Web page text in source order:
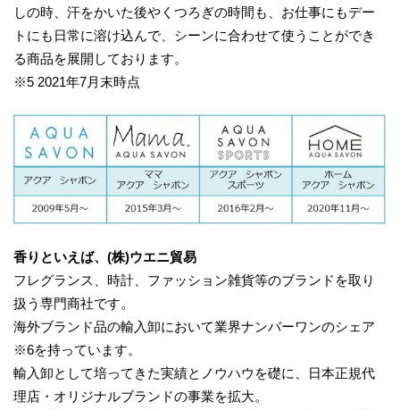
しの時、汗をかいた後やくつろぎの時間も、お仕事にもデー
トにも日常に溶け込んで、シーンに合わせて使うことができ
る商品を展開しております。
※5 2021年7月末時点
香りといえば、(株)ウエニ貿易
フレグランス、時計、ファッション雑貨等のブランドを取り
扱う専門商社です。
海外ブランド品の輸入卸において業界ナンバーワンのシェア
※6を持っています。
輸入卸として培ってきた実績とノウハウを礎に、日本正規代
理店・オリジナルブランドの事業を拡大。